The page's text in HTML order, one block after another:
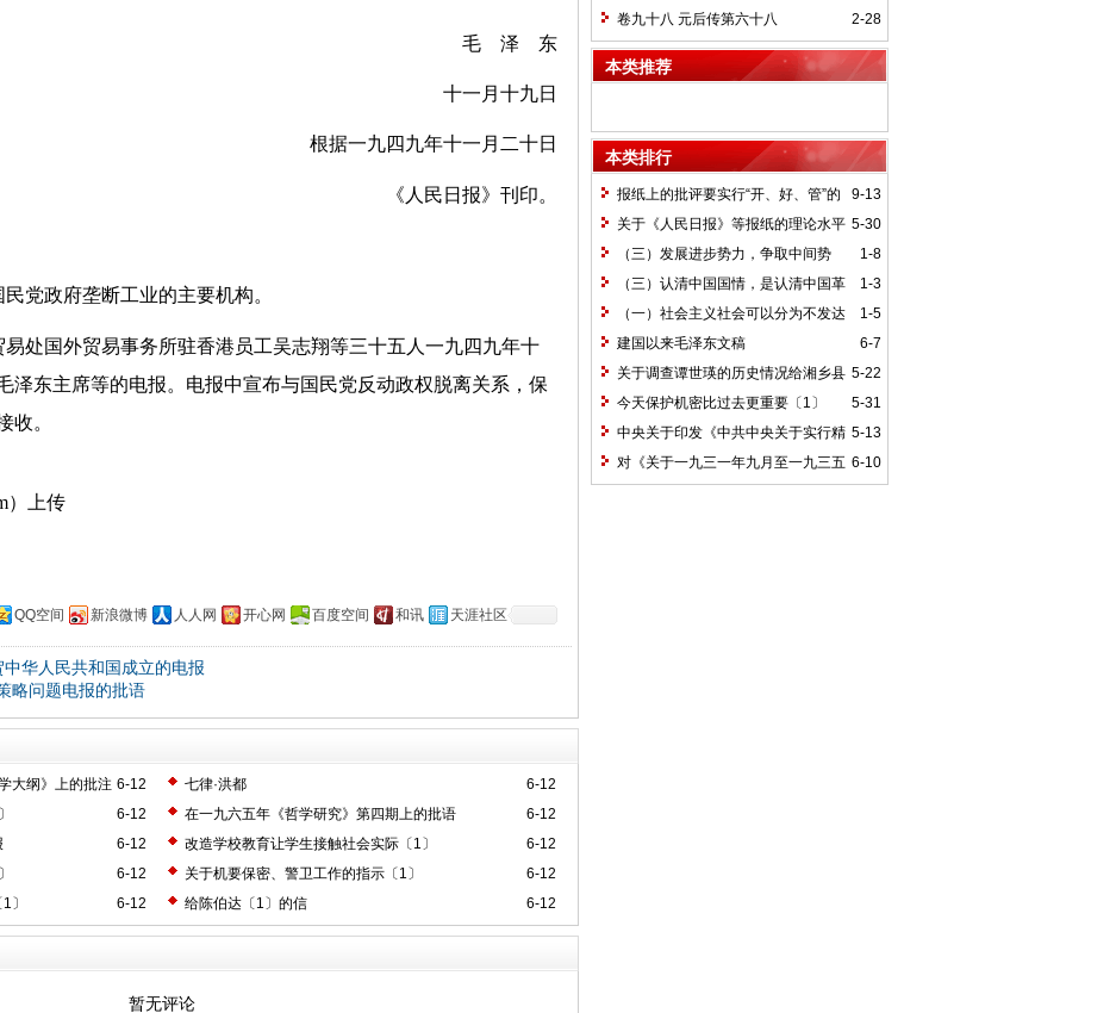
毛 泽 东
十一月十九日
根据一九四九年十一月二十日
《人民日报》刊印。
党政府垄断工业的主要机构。
易处国外贸易事务所驻香港员工吴志翔等三十五人一九四九年十
泽东主席等的电报。电报中宣布与国民党反动政权脱离关系，保
收。
）上传
QQ空间 新浪微博 人人网 开心网 百度空间 和讯 天涯社区
华人民共和国成立的电报
略问题电报的批语
6-12
大纲》上的批注
6-12
七律·洪都
6-12
6-12
在一九六五年《哲学研究》第四期上的批语
6-12
6-12
改造学校教育让学生接触社会实际〔1〕
6-12
6-12
关于机要保密、警卫工作的指示〔1〕
6-12
〕 6-12
给陈伯达〔1〕的信
暂无评论
2-28
卷九十八 元后传第六十八
本类推荐
本类排行
9-13
报纸上的批评要实行“开、好、管”的
方针*
5-30
关于《人民日报》等报纸的理论水平
的批语〔1〕
1-8
（三）发展进步势力，争取中间势
力，孤立顽固势力
1-3
（三）认清中国国情，是认清中国革
命一切问题的基本依据
1-5
（一）社会主义社会可以分为不发达
和比较发达两个阶段
6-7
建国以来毛泽东文稿
5-22
关于调查谭世瑛的历史情况给湘乡县
委的信和给谭世瑛的复信
5-31
今天保护机密比过去更重要〔1〕
5-13
中央关于印发《中共中央关于实行精
兵简政、增产节约、反对贪污、反对浪费
和反对官僚主义的决定》的通知和毛泽东
6-10
对《关于一九三一年九月至一九三五